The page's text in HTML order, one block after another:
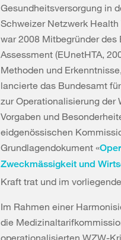
Gesundheitsversorgung in
Schweizer Netzwerk Health
war 2008 Mitbegründer
Assessment (EUnetHTA,
Methoden und
lancierte das Bundesamt
zur Operationalisierung
Vorgaben und
eidgenössischen
Grundlagendokument «
Zweckmässigkeit und
Kraft trat und im
Im Rahmen einer
die